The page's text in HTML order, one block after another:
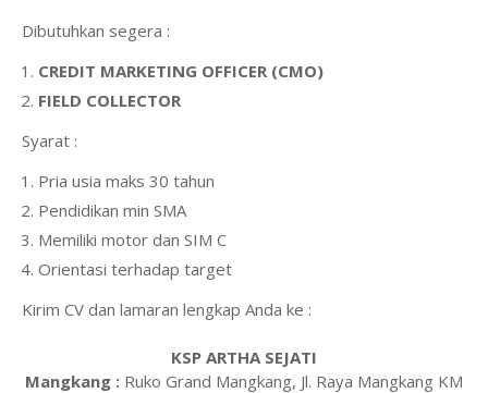
Dibutuhkan segera :
CREDIT MARKETING OFFICER (CMO)
FIELD COLLECTOR
Syarat :
Pria usia maks 30 tahun
Pendidikan min SMA
Memiliki motor dan SIM C
Orientasi terhadap target
Kirim CV dan lamaran lengkap Anda ke :
KSP ARTHA SEJATI
Mangkang : Ruko Grand Mangkang, Jl. Raya Mangkang KM